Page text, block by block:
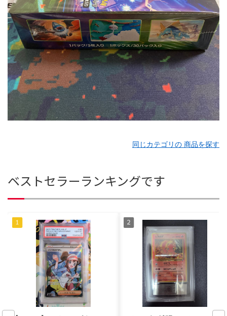
同じカテゴリの 商品を探す
ベストセラーランキングです